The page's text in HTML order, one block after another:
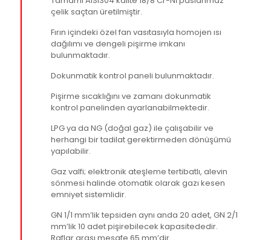
çelik saçtan üretilmiştir.
Fırın içindeki özel fan vasıtasıyla homojen ısı
dağılımı ve dengeli pişirme imkanı
bulunmaktadır.
Dokunmatik kontrol paneli bulunmaktadır.
Pişirme sıcaklığını ve zamanı dokunmatik
kontrol panelinden ayarlanabilmektedir.
LPG ya da NG (doğal gaz) ile çalışabilir ve
herhangi bir tadilat gerektirmeden dönüşümü
yapılabilir.
Gaz valfi; elektronik ateşleme tertibatlı, alevin
sönmesi halinde otomatik olarak gazı kesen
emniyet sistemlidir.
GN 1/1 mm’lik tepsiden aynı anda 20 adet, GN 2/1
mm’lik 10 adet pişirebilecek kapasitededir.